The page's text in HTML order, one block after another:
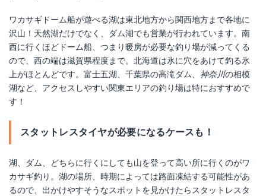
ワカサギドーム船が遊べる湖は東北地方から関西地方まで各地に
沢山！天然湖だけでなく、ダム湖でも営業が行われています。南
西に行くほどドーム船、つまり暖房が必要な釣り場が減ってくる
ので、西の端は滋賀県程度まで。北海道は氷に穴をあけて釣る氷
上がほとんどです。富士五湖、千葉県の高滝ダム、 神奈川の相模
湖など、アクセスしやすい関東エリアの釣り場は特におすすめで
す！
スタットレスタイヤが必要になるケースも！
湖、ダム、どちらに行くにしても山を登って高い所に行くのがワ
カサギ釣り。湖の場所、時期によっては路面凍結する可能性があ
るので、出かけやすそうなスポットを見かけたらスタットレスタ